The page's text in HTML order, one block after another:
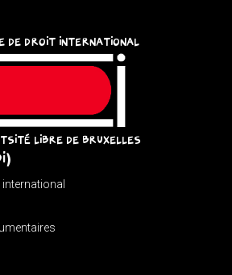
DE DROIT INTERNATIONAL
LIBRE DE BRUXELLES
international